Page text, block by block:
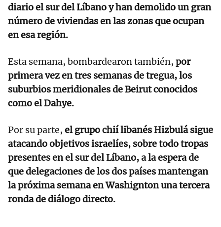
diario el sur del Líbano y han demolido un gran
número de viviendas en las zonas que ocupan
en esa región.
Esta semana, bombardearon también, por
primera vez en tres semanas de tregua, los
suburbios meridionales de Beirut conocidos
como el Dahye.
Por su parte, el grupo chií libanés Hizbulá sigue
atacando objetivos israelíes, sobre todo tropas
presentes en el sur del Líbano, a la espera de
que delegaciones de los dos países mantengan
la próxima semana en Washignton una tercera
ronda de diálogo directo.